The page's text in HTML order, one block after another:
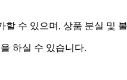
수 있으며, 상품 분실 및
하실 수 있습니다.